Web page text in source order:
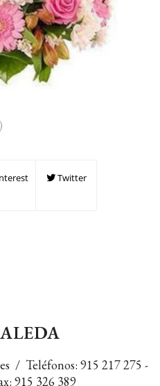
Twitter
/ Teléfonos: 915 217 275 -
915 326 389